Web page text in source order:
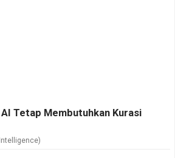
AI Tetap Membutuhkan Kurasi